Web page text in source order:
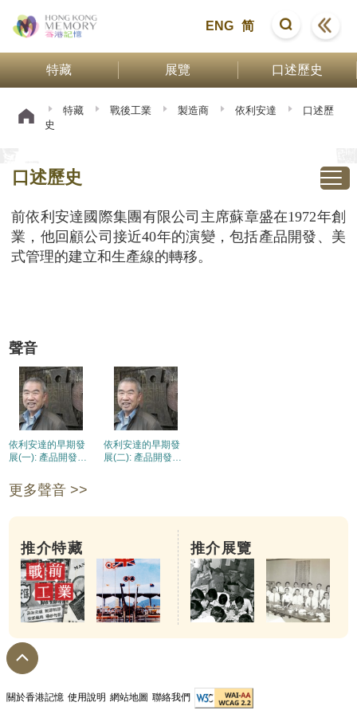
ENG 简
特藏 展覽 口述歷史
特藏 戰後工業 製造商 依利安達
口述歷
史
口述歷史
前依利安達國際集團有限公司主席蘇章盛在1972年創
業，他回顧公司接近40年的演變，包括產品開發、美
式管理的建立和生產線的轉移。
聲音
依利安達的早期發
展(一): 產品開發和
依利安達的早期發
展(二): 產品開發和
更多聲音 >>
推介特藏 推介展覽
關於香港記憶 使用說明 網站地圖 聯絡我們